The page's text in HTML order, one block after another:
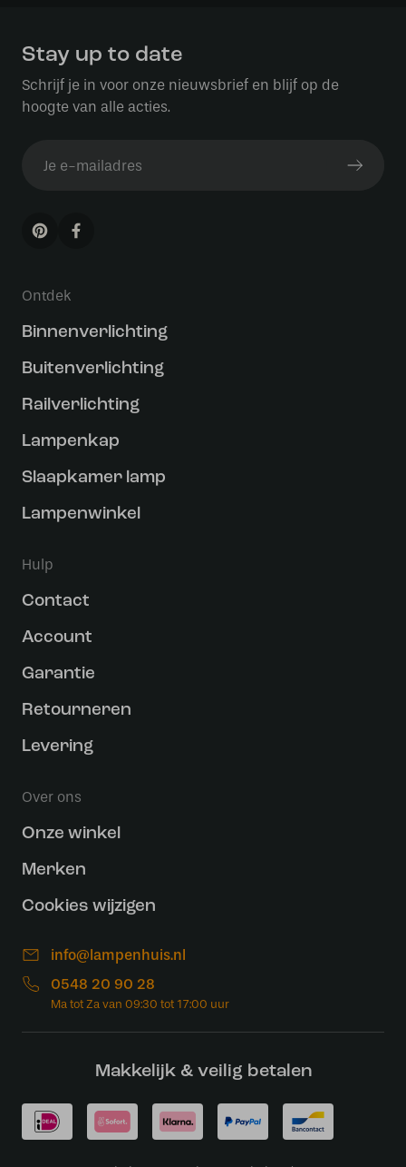
Stay up to date
Schrijf je in voor onze nieuwsbrief en blijf op de
hoogte van alle acties.
Ontdek
Binnenverlichting
Buitenverlichting
Railverlichting
Lampenkap
Slaapkamer lamp
Lampenwinkel
Hulp
Contact
Account
Garantie
Retourneren
Levering
Over ons
Onze winkel
Merken
Cookies wijzigen
info@lampenhuis.nl
0548 20 90 28
Makkelijk & veilig betalen